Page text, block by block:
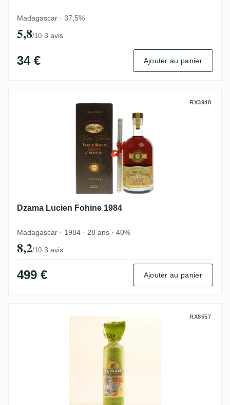
Madagascar · 37,5%
5,8/10·3 avis
34 € Ajouter au panier
Dzama Lucien Fohine 1984 RX3948
Dzama Lucien Fohine 1984
Madagascar · 1984 · 28 ans · 40%
8,2/10·3 avis
499 € Ajouter au panier
Dzama Authentique Blanc RX8557